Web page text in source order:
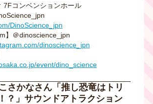
7Fコンベンションホール
DinoScience_jpn
】＠dinoscience_jpn
dinoscience_jpn
event/dino_science
さかなさん「推し恐竜はトリ
？」サウンドアトラクション